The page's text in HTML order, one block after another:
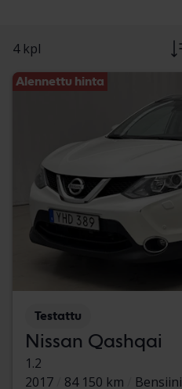
4 kpl
Alennettu hinta
Testattu
Nissan Qashqai
1.2
2017
84 150 km
Bensiini